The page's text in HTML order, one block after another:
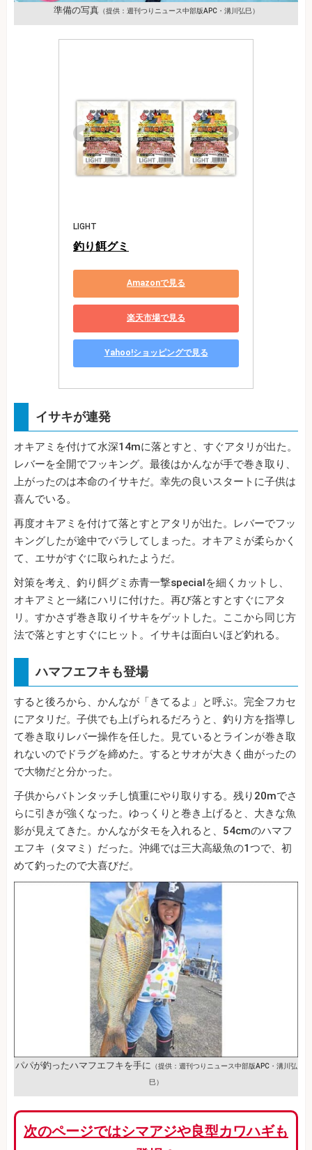
準備の写真（提供：週刊つりニュース中部版APC・溝川弘巳）
LIGHT
釣り餌グミ
Amazonで見る
楽天市場で見る
Yahoo!ショッピングで見る
イサキが連発
オキアミを付けて水深14mに落とすと、すぐアタリが出た。
レバーを全開でフッキング。最後はかんなが手で巻き取り、
上がったのは本命のイサキだ。幸先の良いスタートに子供は
喜んでいる。
再度オキアミを付けて落とすとアタリが出た。レバーでフッ
キングしたが途中でバラしてしまった。オキアミが柔らかく
て、エサがすぐに取られたようだ。
対策を考え、釣り餌グミ赤青一撃specialを細くカットし、
オキアミと一緒にハリに付けた。再び落とすとすぐにアタ
リ。すかさず巻き取りイサキをゲットした。ここから同じ方
法で落とすとすぐにヒット。イサキは面白いほど釣れる。
ハマフエフキも登場
すると後ろから、かんなが「きてるよ」と呼ぶ。完全フカセ
にアタリだ。子供でも上げられるだろうと、釣り方を指導し
て巻き取りレバー操作を任した。見ているとラインが巻き取
れないのでドラグを締めた。するとサオが大きく曲がったの
で大物だと分かった。
子供からバトンタッチし慎重にやり取りする。残り20mでさ
らに引きが強くなった。ゆっくりと巻き上げると、大きな魚
影が見えてきた。かんながタモを入れると、54cmのハマフ
エフキ（タマミ）だった。沖縄では三大高級魚の1つで、初
めて釣ったので大喜びだ。
パパが釣ったハマフエフキを手に （提供：週刊つりニュース中部版APC・溝川弘
巳）
次のページではシマアジや良型カワハギも